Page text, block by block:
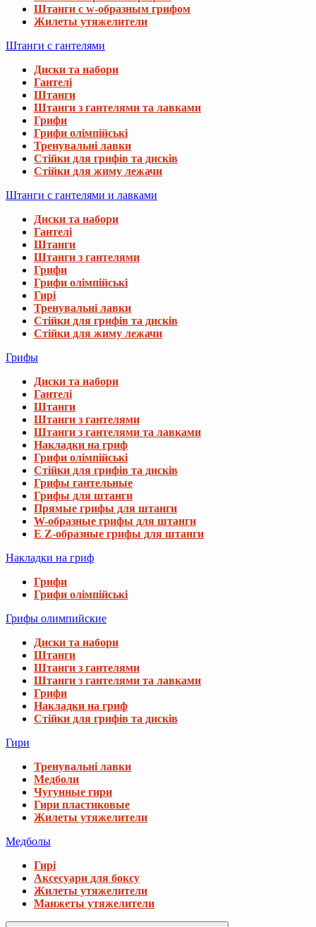
Штанги с w-образным грифом
Жилеты утяжелители
Штанги с гантелями
Диски та набори
Гантелі
Штанги
Штанги з гантелями та лавками
Грифи
Грифи олімпійські
Тренувальні лавки
Стійки для грифів та дисків
Стійки для жиму лежачи
Штанги с гантелями и лавками
Диски та набори
Гантелі
Штанги
Штанги з гантелями
Грифи
Грифи олімпійські
Гирі
Тренувальні лавки
Стійки для грифів та дисків
Стійки для жиму лежачи
Грифы
Диски та набори
Гантелі
Штанги
Штанги з гантелями
Штанги з гантелями та лавками
Накладки на гриф
Грифи олімпійські
Стійки для грифів та дисків
Грифы гантельные
Грифы для штанги
Прямые грифы для штанги
W-образные грифы для штанги
E Z-образные грифы для штанги
Накладки на гриф
Грифи
Грифи олімпійські
Грифы олимпийские
Диски та набори
Штанги
Штанги з гантелями
Штанги з гантелями та лавками
Грифи
Накладки на гриф
Стійки для грифів та дисків
Гири
Тренувальні лавки
Медболи
Чугунные гири
Гири пластиковые
Жилеты утяжелители
Медболы
Гирі
Аксесуари для боксу
Жилеты утяжелители
Манжеты утяжелители